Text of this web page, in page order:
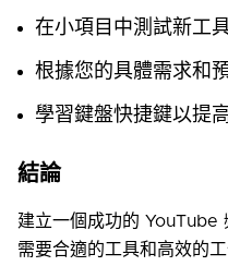
在小項目中測試新工
根據您的具體需求和
學習鍵盤快捷鍵以提
結論
建立一個成功的
需要合適的工具和高效的